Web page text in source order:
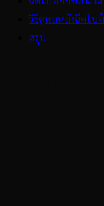
วิธีดูแลหลังฉีดโบ
สรุป